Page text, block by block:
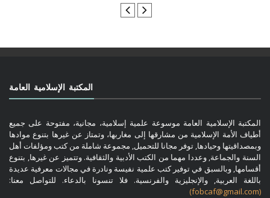
المكتبة الإسلامية العامة
المكتبة الإسلامية العامة موسوعة علمية إسلامية، مجانية، مفتوحة على جميع
أطياف الأمة الإسلامية من مشارقها إلى مغاربها، وتمتاز عن غيرها بتنوع موادها
وبمصداقيتها وحيادها, توفر مجانا للتحميل, مجموعة شاملة من كتب ومؤلفات أهل
السنة والجماعة, وعددا مهما من الكتب الأدبية والثقافية. وتتميز عن غيرها, بتنوع
أقسامها, وبالسبق في توفير كتب علمية نفيسة ونادرة في مجالات معرفية عديدة
باللغة العربية, والإنجليزية والفرنسية. فلا تنسونا بالدعاء. للتواصل معنا:
(fobcaf@gmail.com)